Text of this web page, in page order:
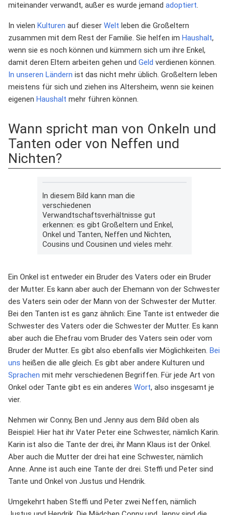
miteinander verwandt, außer es wurde jemand adoptiert.
In vielen Kulturen auf dieser Welt leben die Großeltern
zusammen mit dem Rest der Familie. Sie helfen im Haushalt,
wenn sie es noch können und kümmern sich um ihre Enkel,
damit deren Eltern arbeiten gehen und Geld verdienen können.
In unseren Ländern ist das nicht mehr üblich. Großeltern leben
meistens für sich und ziehen ins Altersheim, wenn sie keinen
eigenen Haushalt mehr führen können.
Wann spricht man von Onkeln und
Tanten oder von Neffen und
Nichten?
In diesem Bild kann man die
verschiedenen
Verwandtschaftsverhältnisse gut
erkennen: es gibt Großeltern und Enkel,
Onkel und Tanten, Neffen und Nichten,
Cousins und Cousinen und vieles mehr.
Ein Onkel ist entweder ein Bruder des Vaters oder ein Bruder
der Mutter. Es kann aber auch der Ehemann von der Schwester
des Vaters sein oder der Mann von der Schwester der Mutter.
Bei den Tanten ist es ganz ähnlich: Eine Tante ist entweder die
Schwester des Vaters oder die Schwester der Mutter. Es kann
aber auch die Ehefrau vom Bruder des Vaters sein oder vom
Bruder der Mutter. Es gibt also ebenfalls vier Möglichkeiten. Bei
uns heißen die alle gleich. Es gibt aber andere Kulturen und
Sprachen mit mehr verschiedenen Begriffen. Für jede Art von
Onkel oder Tante gibt es ein anderes Wort, also insgesamt je
vier.
Nehmen wir Conny, Ben und Jenny aus dem Bild oben als
Beispiel: Hier hat ihr Vater Peter eine Schwester, nämlich Karin.
Karin ist also die Tante der drei, ihr Mann Klaus ist der Onkel.
Aber auch die Mutter der drei hat eine Schwester, nämlich
Anne. Anne ist auch eine Tante der drei. Steffi und Peter sind
Tante und Onkel von Justus und Hendrik.
Umgekehrt haben Steffi und Peter zwei Neffen, nämlich